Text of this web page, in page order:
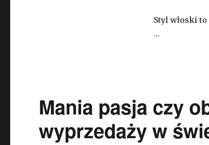
Styl włoski
…
Mania pasja czy
wyprzedaży w